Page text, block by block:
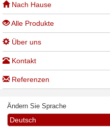
Nach Hause
Alle Produkte
Über uns
Kontakt
Referenzen
Ändern Sie Sprache